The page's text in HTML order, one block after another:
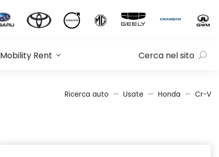
Mobility Rent Cerca nel sito
Ricerca auto Usate Honda Cr-V